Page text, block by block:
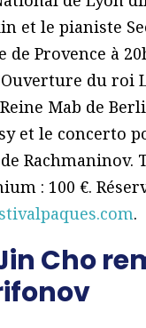
et le pianiste
de Provence à
du roi
Mab de
et le concerto
Rachmaninov.
: 100 €.
.
Cho